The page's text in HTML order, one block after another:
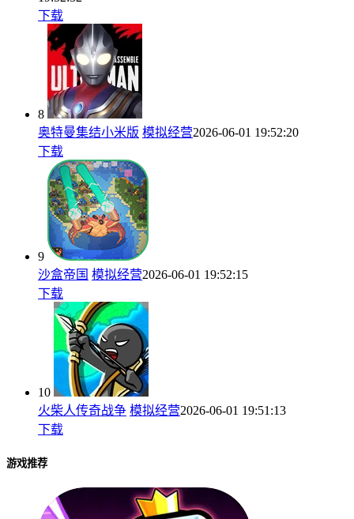
下载
8
奥特曼集结小米版 模拟经营2026-06-01 19:52:20
下载
9
沙盒帝国 模拟经营2026-06-01 19:52:15
下载
10
火柴人传奇战争 模拟经营2026-06-01 19:51:13
下载
游戏推荐